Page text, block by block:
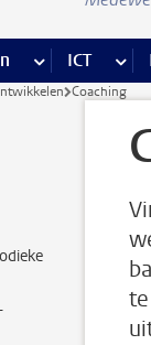
meer Financiën
ICT
Coaching